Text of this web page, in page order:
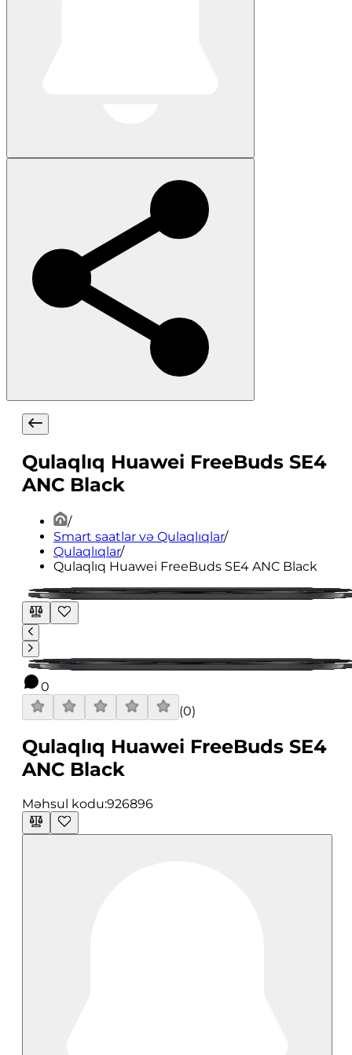
Qulaqlıq Huawei FreeBuds SE4
ANC Black
/
Smart saatlar və Qulaqlıqlar/
Qulaqlıqlar/
Qulaqlıq Huawei FreeBuds SE4 ANC Black
0
(0)
Qulaqlıq Huawei FreeBuds SE4
ANC Black
Məhsul kodu:926896